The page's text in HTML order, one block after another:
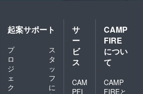
起案サポート
プ
ロ
ジ
ェ
ク
ス
タ
ッ
フ
に
サ
ー
ビ
ス
CAM
PFI
CAMP
FIRE
につい
て
CAMP
FIREと